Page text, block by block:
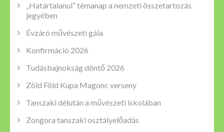
„Határtalanul” témanap a nemzeti összetartozás
jegyében
Évzáró művészeti gála
Konfirmáció 2026
Tudásbajnokság döntő 2026
Zöld Föld Kupa Magonc verseny
Tanszaki délután a művészeti iskolában
Zongora tanszaki osztályelőadás